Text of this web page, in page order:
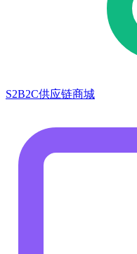
S2B2C供应链商城